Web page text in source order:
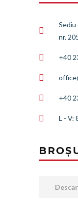
Sediu
nr.
+40
+40
L - V: